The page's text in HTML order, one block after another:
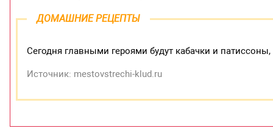
ДОМАШНИЕ РЕЦЕПТЫ
Сегодня главными героями будут кабачки и
Источник: mestovstrechi-klud.ru